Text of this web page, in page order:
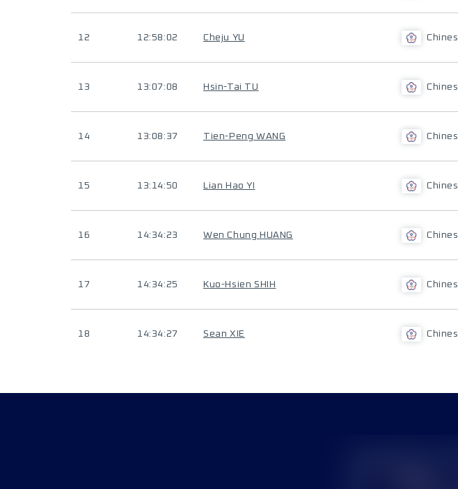
12 12:58:02 Cheju YU
13 13:07:08 Hsin-Tai TU
14 13:08:37 Tien-Peng WANG
15 13:14:50 Lian Hao YI
16 14:34:23 Wen Chung HUANG
17 14:34:25 Kuo-Hsien SHIH
18 14:34:27 Sean XIE